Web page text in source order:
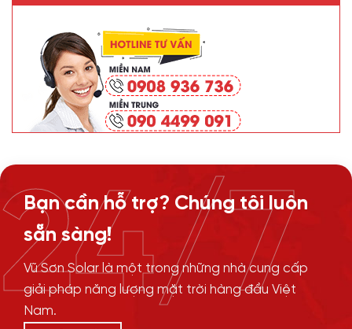
Bạn cần hỗ trợ? Chúng tôi luôn
sẵn sàng!
Vũ Sơn Solar là một trong những nhà cung cấp
giải pháp năng lượng mặt trời hàng đầu Việt
Nam.
24/7